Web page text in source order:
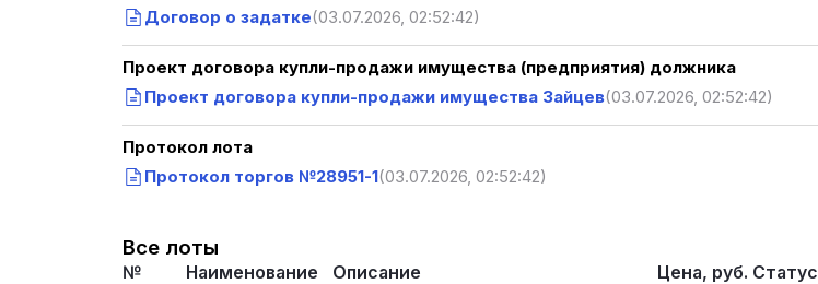
Договор о задатке(03.07.2026, 02:52:42)
Проект договора купли-продажи имущества (предприятия) должника
Проект договора купли-продажи имущества Зайцев(03.07.2026, 02:52:42)
Протокол лота
Протокол торгов №28951-1(03.07.2026, 02:52:42)
Все лоты
№
Наименование Описание Цена, руб. Статус